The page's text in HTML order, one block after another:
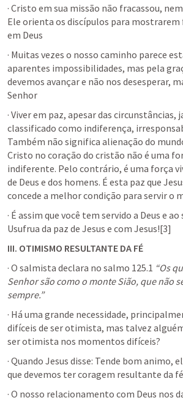
· Cristo em sua missão não fracassou,
Ele orienta os discípulos para mostrarem
em Deus
· Muitas vezes o nosso caminho parece
aparentes impossibilidades, mas pela
devemos avançar e não nos desesperar,
Senhor
· Viver em paz, apesar das circunstâncias,
classificado como indiferença,
Também não significa alienação do
Cristo no coração do cristão não é uma
indiferente. Pelo contrário, é uma força
de Deus e dos homens. É esta paz que
concede a melhor condição para servir o
· É assim que você tem servido a Deus e
Usufrua da paz de Jesus e com Jesus![3]
III. OTIMISMO RESULTANTE DA FÉ
· O salmista declara no salmo 125.1 “Os
Senhor são como o monte Sião, que não
sempre.”
· Há uma grande necessidade,
difíceis de ser otimista, mas talvez
ser otimista nos momentos difíceis?
· Quando Jesus disse: Tende bom animo,
que devemos ter coragem resultante da
· O nosso relacionamento com Deus nos